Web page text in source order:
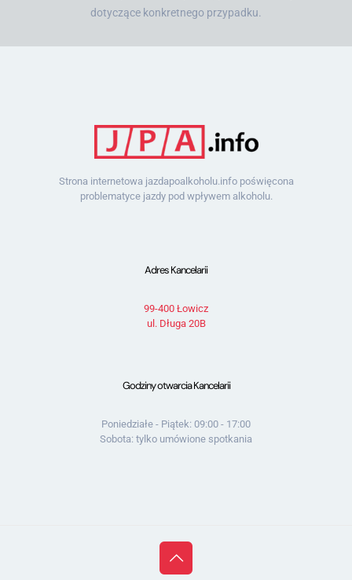
dotyczące konkretnego przypadku.
Strona internetowa jazdapoalkoholu.info poświęcona
problematyce jazdy pod wpływem alkoholu.
Adres Kancelarii
99-400 Łowicz
ul. Długa 20B
Godziny otwarcia Kancelarii
Poniedziałe - Piątek: 09:00 - 17:00
Sobota: tylko umówione spotkania